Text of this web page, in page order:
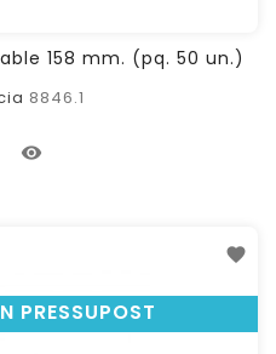
158 mm. (pq. 50 un.)
8846.1
PRESSUPOST